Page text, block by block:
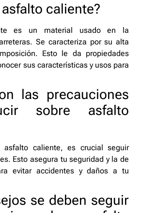
caliente?
es un material usado en la
Se caracteriza por su alta
Esto le da propiedades
sus características y usos para
las precauciones
sobre asfalto
asfalto caliente, es crucial seguir
Esto asegura tu seguridad y la de
evitar accidentes y daños a tu
se deben seguir